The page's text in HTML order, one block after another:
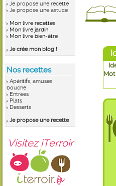
Je propose une recette
Je propose une astuce
Mon livre recettes
Mon livre jardin
Mon livre bien-être
Je crée mon blog !
Nos recettes
Apéritifs, amuses
bouche
Entrées
Plats
Desserts
Je propose une recette
Visitez iTerroir